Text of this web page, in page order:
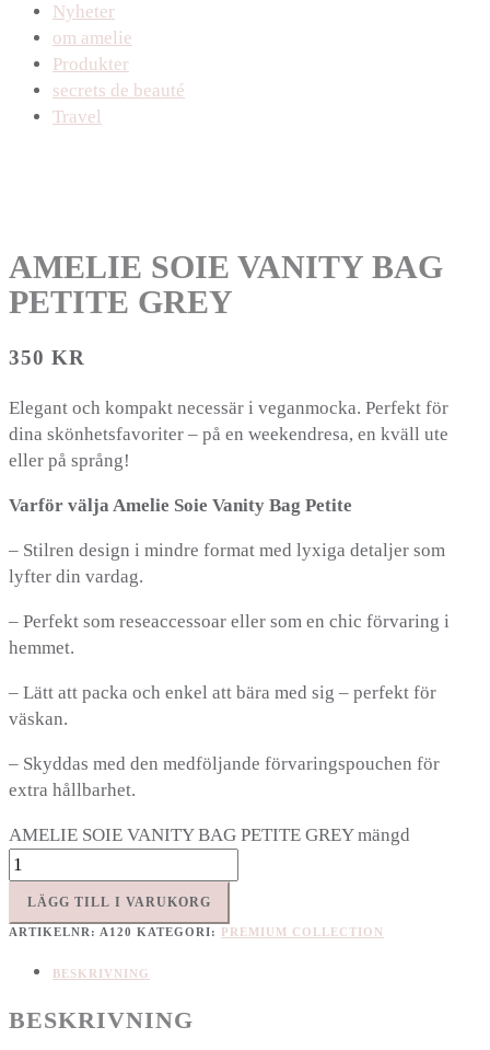
Nyheter
om amelie
Produkter
secrets de beauté
Travel
AMELIE SOIE VANITY BAG
PETITE GREY
350 KR
Elegant och kompakt necessär i veganmocka. Perfekt för
dina skönhetsfavoriter – på en weekendresa, en kväll ute
eller på språng!
Varför välja Amelie Soie Vanity Bag Petite
– Stilren design i mindre format med lyxiga detaljer som
lyfter din vardag.
– Perfekt som reseaccessoar eller som en chic förvaring i
hemmet.
– Lätt att packa och enkel att bära med sig – perfekt för
väskan.
– Skyddas med den medföljande förvaringspouchen för
extra hållbarhet.
AMELIE SOIE VANITY BAG PETITE GREY mängd
LÄGG TILL I VARUKORG
ARTIKELNR: A120 KATEGORI: PREMIUM COLLECTION
BESKRIVNING
BESKRIVNING